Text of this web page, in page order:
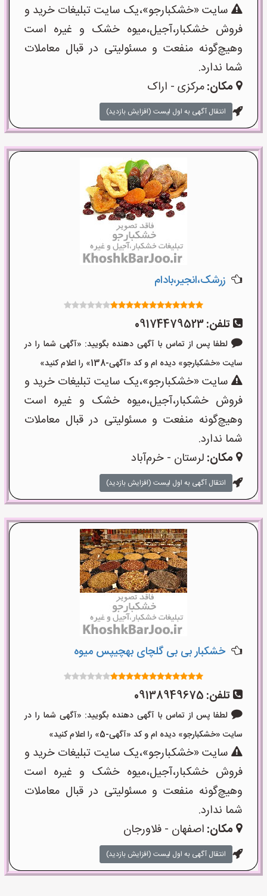
سایت «خشکبارجو»،یک سایت تبلیغات خرید و
فروش خشکبار،آجیل،میوه خشک و غیره است
وهیچ‌گونه منفعت و مسئولیتی در قبال معاملات
شما ندارد.
مکان:مرکزی - اراک
انتقال آگهی به اول لیست (افزایش بازدید)
زرشک،انجیر،بادام
تلفن:09174479523
لطفا پس از تماس با آگهی دهنده بگویید: «آگهی شما را در
سایت «خشکبارجو» دیده ام و کد «آگهی-138» را اعلام کنید»
سایت «خشکبارجو»،یک سایت تبلیغات خرید و
فروش خشکبار،آجیل،میوه خشک و غیره است
وهیچ‌گونه منفعت و مسئولیتی در قبال معاملات
شما ندارد.
مکان: لرستان - خرم‌آباد
انتقال آگهی به اول لیست (افزایش بازدید)
خشکبار بی بی گلچای بهچیپس میوه
تلفن: 09138949675
لطفا پس از تماس با آگهی دهنده بگویید: «آگهی شما را در
سایت «خشکبارجو» دیده ام و کد «آگهی-5» را اعلام کنید»
سایت «خشکبارجو»،یک سایت تبلیغات خرید و
فروش خشکبار،آجیل،میوه خشک و غیره است
وهیچ‌گونه منفعت و مسئولیتی در قبال معاملات
شما ندارد.
مکان: اصفهان - فلاورجان
انتقال آگهی به اول لیست (افزایش بازدید)